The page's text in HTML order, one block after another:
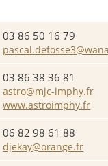
03 86 50 16 79
03 86 38 36 81
astro@mjc-imphy.fr
www.astroimphy.fr
06 82 98 61 88
djekay@orange.fr